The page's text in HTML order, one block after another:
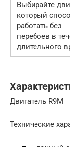
Выбирайте
который
работать без
перебоев в
длительного
Двигатель R9M
Технические